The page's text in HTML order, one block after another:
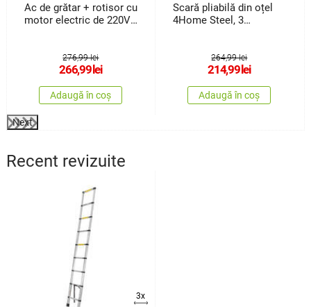
Ac de grătar + rotisor cu
motor electric de 220V
276,99 lei
266,99 lei
Adaugă în coș
Scară pliabilă din oțel
4Home Steel, 3
264,99 lei
214,99 lei
Adaugă în coș
Next
Recent revizuite
3x